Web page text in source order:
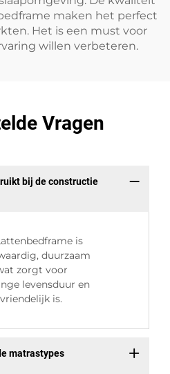
maken het perfect
Het is een must voor
willen verbeteren.
Vragen
bij de constructie
is
duurzaam
zorgt voor
levensduur en
is.
matrastypes